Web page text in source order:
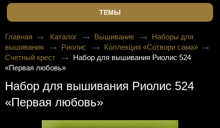
ТЕМЫ
Главная Каталог Вышивание
Наборы для
вышивания
Риолис
Коллекция «Сотвори сама»
Счетный крест
Набор для вышивания Риолис 524
«Первая любовь»
Набор для вышивания Риолис 524
«Первая любовь»